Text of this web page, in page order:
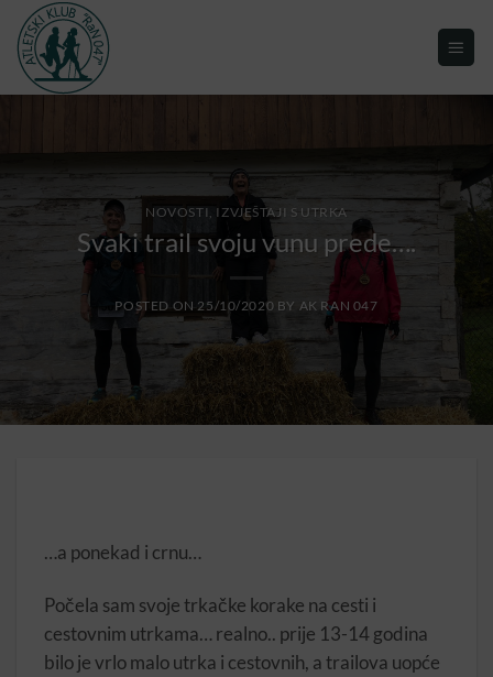
NOVOSTI, IZVJEŠTAJI S UTRKA
Svaki trail svoju vunu prede….
POSTED ON 25/10/2020 BY AK RAN 047
…a ponekad i crnu…
Počela sam svoje trkačke korake na cesti i
cestovnim utrkama… realno.. prije 13-14 godina
bilo je vrlo malo utrka i cestovnih, a trailova uopće